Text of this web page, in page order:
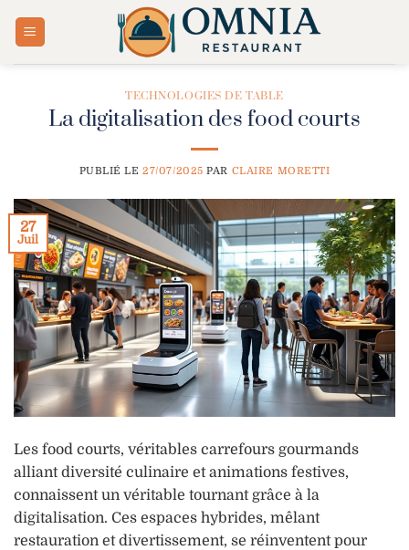
TECHNOLOGIES DE TABLE
La digitalisation des food courts
PUBLIÉ LE27/07/2025 PAR CLAIRE MORETTI
27
Juil
Les food courts, véritables carrefours gourmands
alliant diversité culinaire et animations festives,
connaissent un véritable tournant grâce à la
digitalisation. Ces espaces hybrides, mêlant
restauration et divertissement, se réinventent pour